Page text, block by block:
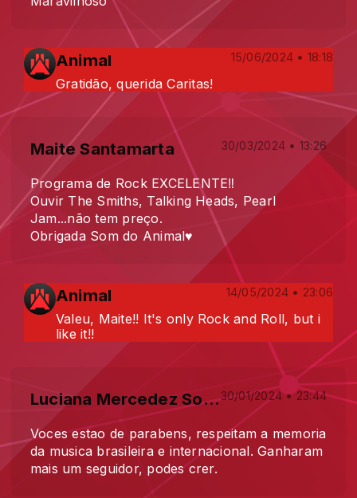
Animal 15/06/2024 • 18:18
Gratidão, querida Caritas!
Maite Santamarta 30/03/2024 • 13:26
Programa de Rock EXCELENTE‼️
Ouvir The Smiths, Talking Heads, Pearl
Jam...não tem preço.
Obrigada Som do Animal♥️
Animal 14/05/2024 • 23:06
Valeu, Maite!! It's only Rock and Roll, but i
like it!!
Luciana Mercedez Souza30/01/2024 • 23:44
Voces estao de parabens, respeitam a memoria
da musica brasileira e internacional. Ganharam
mais um seguidor, podes crer.